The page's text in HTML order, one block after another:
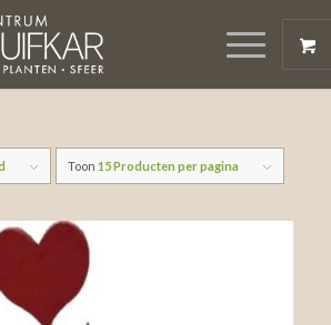
Toon 15 Producten per pagina